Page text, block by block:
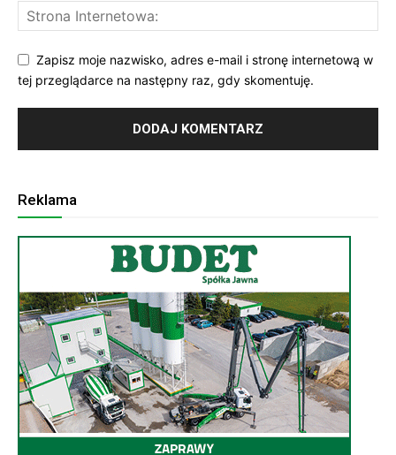
Zapisz moje nazwisko, adres e-mail i stronę internetową w
tej przeglądarce na następny raz, gdy skomentuję.
Reklama